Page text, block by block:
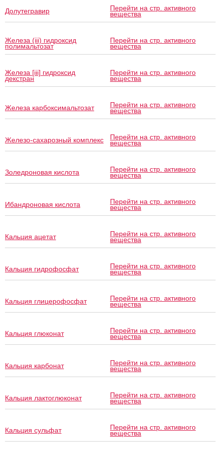
Долутегравир Перейти на стр. активного
вещества
Железа (iii) гидроксид
полимальтозат
Перейти на стр. активного
вещества
Железа [iii] гидроксид
декстран
Перейти на стр. активного
вещества
Железа карбоксимальтозат Перейти на стр. активного
вещества
Железо-сахарозный комплекс Перейти на стр. активного
вещества
Золедроновая кислота Перейти на стр. активного
вещества
Ибандроновая кислота Перейти на стр. активного
вещества
Кальция ацетат Перейти на стр. активного
вещества
Кальция гидрофосфат Перейти на стр. активного
вещества
Кальция глицерофосфат Перейти на стр. активного
вещества
Кальция глюконат Перейти на стр. активного
вещества
Кальция карбонат Перейти на стр. активного
вещества
Кальция лактоглюконат Перейти на стр. активного
вещества
Кальция сульфат Перейти на стр. активного
вещества